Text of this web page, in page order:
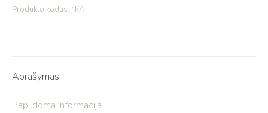
Produkto kodas: N/A
Aprašymas
Papildoma informacija